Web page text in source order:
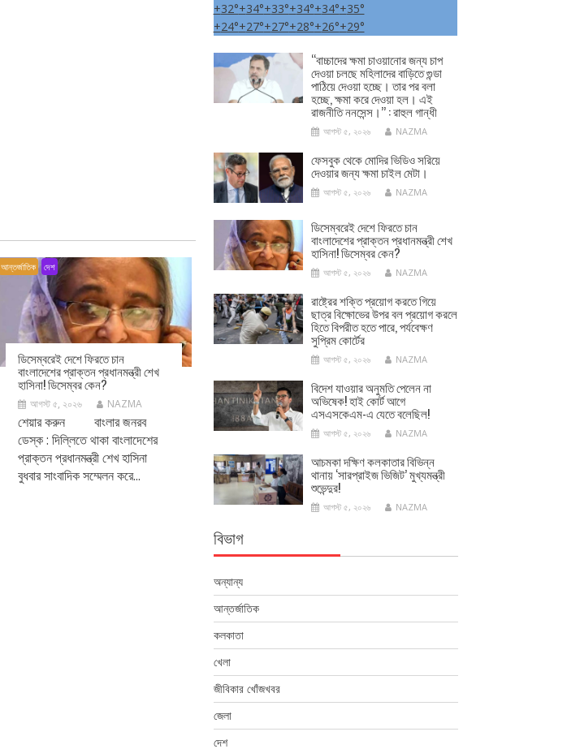
আন্তর্জাতিক দেশ
ডিসেম্বরেই দেশে ফিরতে চান
বাংলাদেশের প্রাক্তন প্রধানমন্ত্রী শেখ
হাসিনা! ডিসেম্বর কেন?
আগস্ট ৫, ২০২৬ NAZMA
শেয়ার করুন বাংলার জনরব
ডেস্ক : দিল্লিতে থাকা বাংলাদেশের
প্রাক্তন প্রধানমন্ত্রী শেখ হাসিনা
বুধবার সাংবাদিক সম্মেলন করে...
+32°+34°+33°+34°+34°+35°
+24°+27°+27°+28°+26°+29°
‘‘বাচ্চাদের ক্ষমা চাওয়ানোর জন্য চাপ
দেওয়া চলছে মহিলাদের বাড়িতে গুন্ডা
পাঠিয়ে দেওয়া হচ্ছে। তার পর বলা
হচ্ছে, ক্ষমা করে দেওয়া হল। এই
রাজনীতি ননসেন্স।’’ : রাহুল গান্ধী
আগস্ট ৫, ২০২৬ NAZMA
ফেসবুক থেকে মোদির ভিডিও সরিয়ে
দেওয়ার জন্য ক্ষমা চাইল মেটা।
আগস্ট ৫, ২০২৬ NAZMA
ডিসেম্বরেই দেশে ফিরতে চান
বাংলাদেশের প্রাক্তন প্রধানমন্ত্রী শেখ
হাসিনা! ডিসেম্বর কেন?
আগস্ট ৫, ২০২৬ NAZMA
রাষ্ট্রের শক্তি প্রয়োগ করতে গিয়ে
ছাত্র বিক্ষোভের উপর বল প্রয়োগ করলে
হিতে বিপরীত হতে পারে, পর্যবেক্ষণ
সুপ্রিম কোর্টের
আগস্ট ৫, ২০২৬ NAZMA
বিদেশ যাওয়ার অনুমতি পেলেন না
অভিষেক! হাই কোর্ট আগে
এসএসকেএম-এ যেতে বলেছিল!
আগস্ট ৫, ২০২৬ NAZMA
আচমকা দক্ষিণ কলকাতার বিভিন্ন
থানায় ‘সারপ্রাইজ ভিজিট’ মুখ্যমন্ত্রী
শুভেন্দুর!
আগস্ট ৫, ২০২৬ NAZMA
বিভাগ
অন্যান্য
আন্তর্জাতিক
কলকাতা
খেলা
জীবিকার খোঁজখবর
জেলা
দেশ